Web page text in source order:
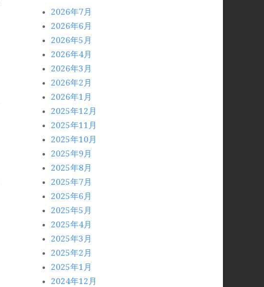
2026年7月
2026年6月
2026年5月
2026年4月
2026年3月
2026年2月
2026年1月
2025年12月
2025年11月
2025年10月
2025年9月
2025年8月
2025年7月
2025年6月
2025年5月
2025年4月
2025年3月
2025年2月
2025年1月
2024年12月